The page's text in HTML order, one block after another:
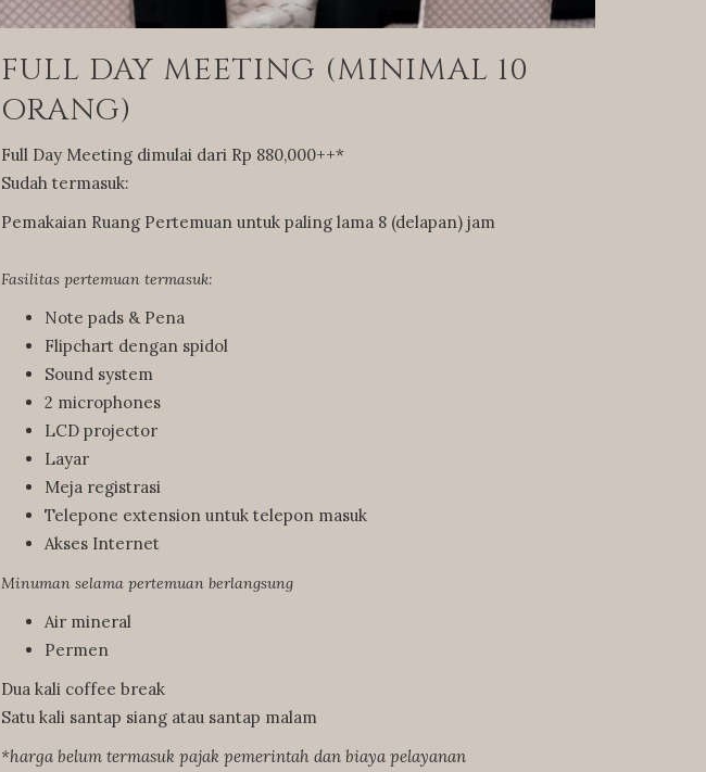
FULL DAY MEETING (MINIMAL 10
ORANG)
Full Day Meeting dimulai dari Rp 880,000++*
Sudah termasuk:
Pemakaian Ruang Pertemuan untuk paling lama 8 (delapan) jam
Fasilitas pertemuan termasuk:
Note pads & Pena
Flipchart dengan spidol
Sound system
2 microphones
LCD projector
Layar
Meja registrasi
Telepone extension untuk telepon masuk
Akses Internet
Minuman selama pertemuan berlangsung
Air mineral
Permen
Dua kali coffee break
Satu kali santap siang atau santap malam
*harga belum termasuk pajak pemerintah dan biaya pelayanan